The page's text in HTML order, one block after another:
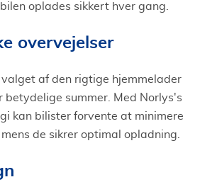
oplades sikkert hver gang.
overvejelser
valget af den rigtige hjemmelader
betydelige summer. Med Norlys's
kan bilister forvente at minimere
de sikrer optimal opladning.